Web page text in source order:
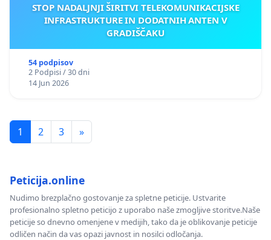
STOP NADALJNJI ŠIRITVI TELEKOMUNIKACIJSKE
INFRASTRUKTURE IN DODATNIH ANTEN V
GRADIŠČAKU
54 podpisov
2 Podpisi / 30 dni
14 Jun 2026
1 2 3 »
Peticija.online
Nudimo brezplačno gostovanje za spletne peticije. Ustvarite
profesionalno spletno peticijo z uporabo naše zmogljive storitve.Naše
peticije so dnevno omenjene v medijih, tako da je oblikovanje peticije
odličen način da vas opazi javnost in nosilci odločanja.